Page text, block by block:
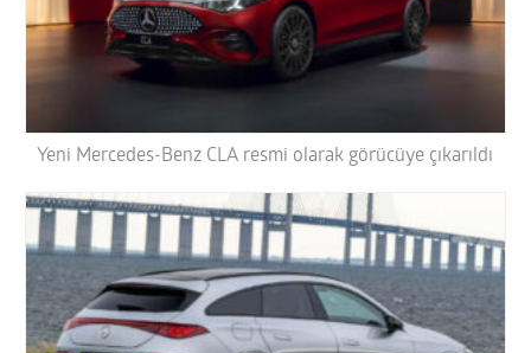
Yeni Mercedes-Benz CLA resmi olarak görücüye çıkarıldı